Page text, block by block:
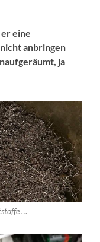
er eine
anbringen
ja
…